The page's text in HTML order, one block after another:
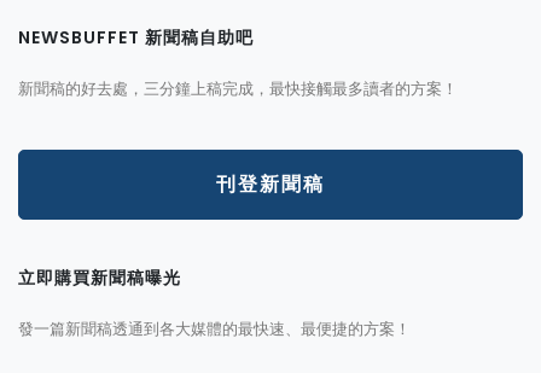
NEWSBUFFET 新聞稿自助吧
新聞稿的好去處，三分鐘上稿完成，最快接觸最多讀者的方案！
刊登新聞稿
立即購買新聞稿曝光
發一篇新聞稿透通到各大媒體的最快速、最便捷的方案！